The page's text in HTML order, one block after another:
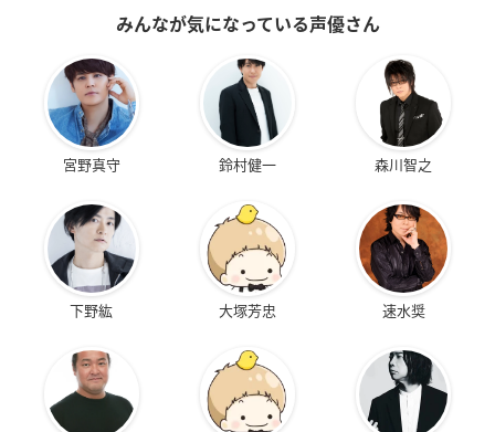
みんなが気になっている声優さん
宮野真守 鈴村健一 森川智之
下野紘 大塚芳忠 速水奨